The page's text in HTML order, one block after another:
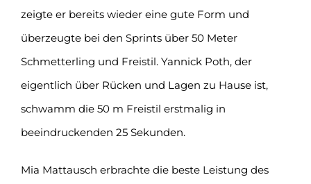
zeigte er bereits wieder eine gute Form und
überzeugte bei den Sprints über 50 Meter
Schmetterling und Freistil. Yannick Poth, der
eigentlich über Rücken und Lagen zu Hause ist,
schwamm die 50 m Freistil erstmalig in
beeindruckenden 25 Sekunden.
Mia Mattausch erbrachte die beste Leistung des